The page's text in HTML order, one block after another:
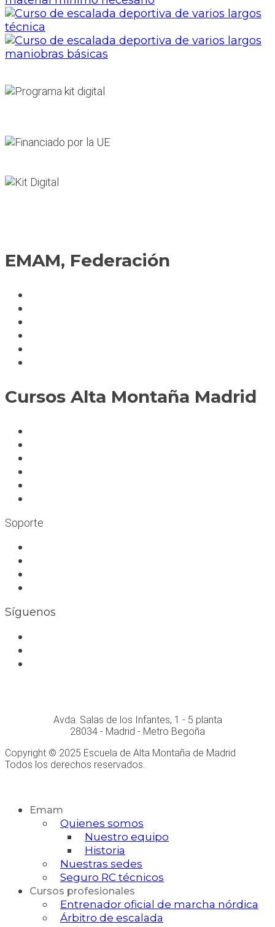
EMAM, Federación
Cursos Alta Montaña Madrid
Soporte
Síguenos
Avda. Salas de los Infantes, 1 - 5 planta
28034 - Madrid - Metro Begoña
Copyright © 2025 Escuela de Alta Montaña de Madrid
Todos los derechos reservados.
Emam
Quienes somos
Nuestro equipo
Historia
Nuestras sedes
Seguro RC técnicos
Cursos profesionales
Entrenador oficial de marcha nórdica
Árbitro de escalada